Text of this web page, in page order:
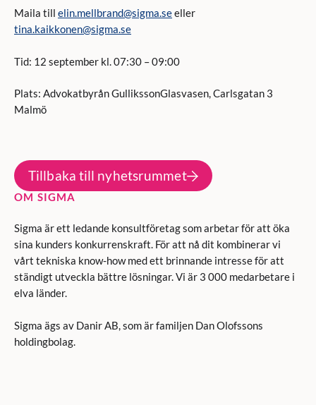
Maila till elin.mellbrand@sigma.seeller
tina.kaikkonen@sigma.se
Tid: 12 september kl. 07:30 – 09:00
Plats: Advokatbyrån GullikssonGlasvasen, Carlsgatan 3
Malmö
Tillbaka till nyhetsrummet
OM SIGMA
Sigma är ett ledande konsultföretag som arbetar för att öka
sina kunders konkurrenskraft. För att nå dit kombinerar vi
vårt tekniska know-how med ett brinnande intresse för att
ständigt utveckla bättre lösningar. Vi är 3 000 medarbetare i
elva länder.
Sigma ägs av Danir AB, som är familjen Dan Olofssons
holdingbolag.